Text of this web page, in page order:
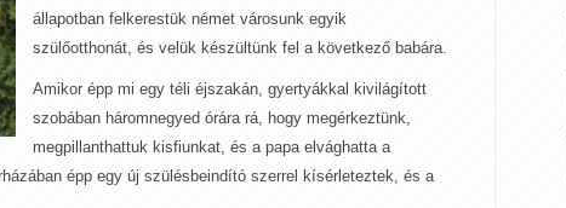
állapotban felkerestük német városunk egyik
szülőotthonát, és velük készültünk fel a következő babára.
Amikor épp mi egy téli éjszakán, gyertyákkal kivilágított
szobában háromnegyed órára rá, hogy megérkeztünk,
megpillanthattuk kisfiunkat, és a papa elvághatta a
épp egy új szülésbeindító szerrel kísérleteztek, és a